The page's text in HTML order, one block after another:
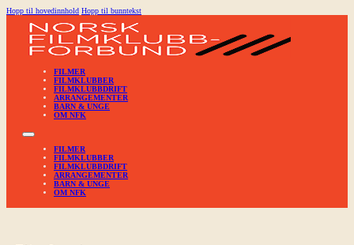
Hopp til hovedinnhold Hopp til bunntekst
FILMER
FILMKLUBBER
FILMKLUBBDRIFT
ARRANGEMENTER
BARN & UNGE
OM NFK
FILMER
FILMKLUBBER
FILMKLUBBDRIFT
ARRANGEMENTER
BARN & UNGE
OM NFK